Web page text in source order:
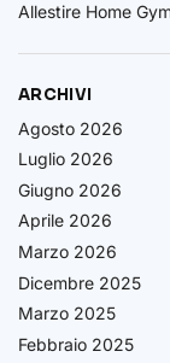
Allestire Home
ARCHIVI
Agosto 2026
Luglio 2026
Giugno 2026
Aprile 2026
Marzo 2026
Dicembre 2025
Marzo 2025
Febbraio 2025